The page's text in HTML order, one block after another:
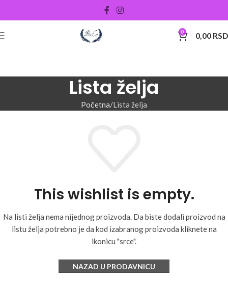
0 0,00 RSD
Lista želja
Početna Lista želja
This wishlist is empty.
Na listi želja nema nijednog proizvoda. Da biste dodali proizvod na
listu želja potrebno je da kod izabranog proizvoda kliknete na
ikonicu "srce".
NAZAD U PRODAVNICU